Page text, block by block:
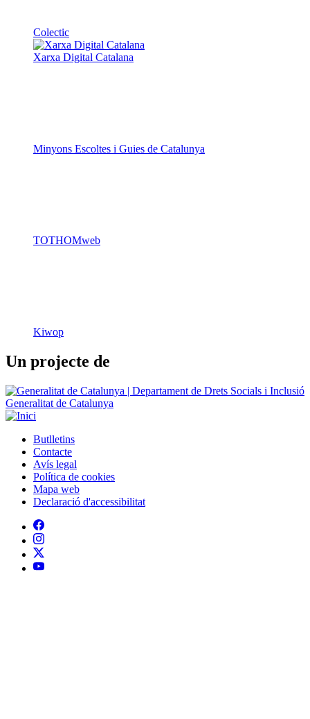
Colectic
Xarxa Digital Catalana
Minyons Escoltes i Guies de Catalunya
TOTHOMweb
Kiwop
Un projecte de
Generalitat de Catalunya
Peu
Butlletins
Contacte
Avís legal
Política de cookies
Mapa web
Declaració d'accessibilitat